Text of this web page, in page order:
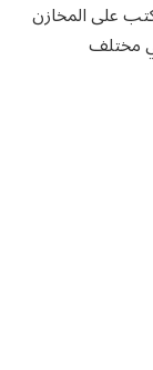
على المخازن
مختلف